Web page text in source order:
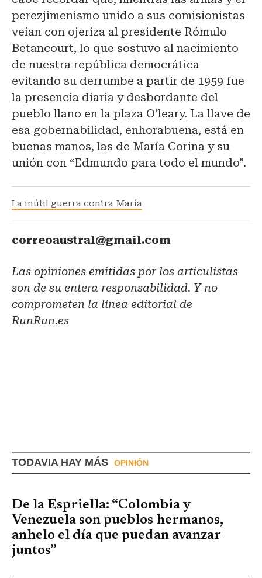
perezjimenismo unido a sus comisionistas
veían con ojeriza al presidente Rómulo
Betancourt, lo que sostuvo al nacimiento
de nuestra república democrática
evitando su derrumbe a partir de 1959 fue
la presencia diaria y desbordante del
pueblo llano en la plaza O’leary. La llave de
esa gobernabilidad, enhorabuena, está en
buenas manos, las de María Corina y su
unión con “Edmundo para todo el mundo”.
La inútil guerra contra María
correoaustral@gmail.com
Las opiniones emitidas por los articulistas
son de su entera responsabilidad. Y no
comprometen la línea editorial de
RunRun.es
TODAVIA HAY MÁS OPINIÓN
De la Espriella: “Colombia y
Venezuela son pueblos hermanos,
anhelo el día que puedan avanzar
juntos”